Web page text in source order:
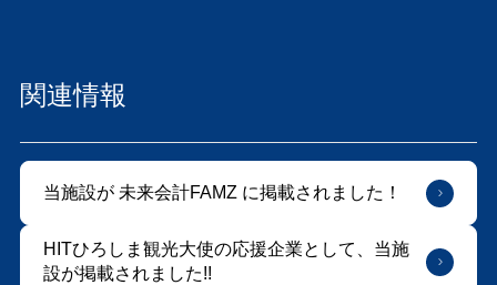
関連情報
当施設が 未来会計FAMZ に掲載されました！
HITひろしま観光大使の応援企業として、当施
設が掲載されました!!